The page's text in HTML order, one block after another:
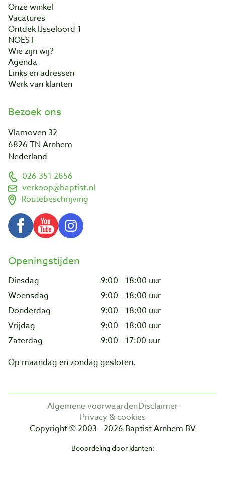
Onze winkel
Vacatures
Ontdek IJsseloord 1
NOEST
Wie zijn wij?
Agenda
Links en adressen
Werk van klanten
Bezoek ons
Vlamoven 32
6826 TN Arnhem
Nederland
026 351 2856
verkoop@baptist.nl
Routebeschrijving
Openingstijden
Dinsdag
9:00 - 18:00 uur
Woensdag
9:00 - 18:00 uur
Donderdag
9:00 - 18:00 uur
Vrijdag
9:00 - 18:00 uur
Zaterdag
9:00 - 17:00 uur
Op maandag en zondag gesloten.
Algemene voorwaardenDisclaimer
Privacy & cookies
Copyright © 2003 - 2026 Baptist Arnhem BV
Beoordeling door klanten: